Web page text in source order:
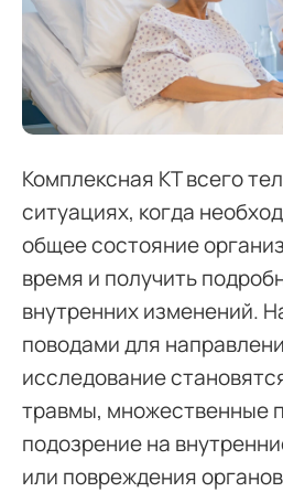
Комплексная КТ всего
ситуациях, когда
общее состояние
время и получить
внутренних изменений.
поводами для
исследование
травмы, множественные
подозрение на
или повреждения